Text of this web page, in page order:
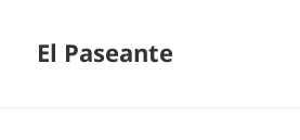
El Paseante